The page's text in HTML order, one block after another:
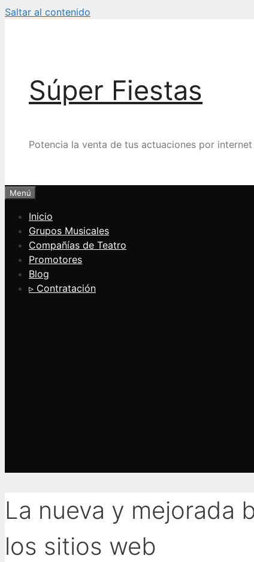
Saltar al contenido
Súper Fiestas
Potencia la venta de tus actuaciones por internet
Menú
Inicio
Grupos Musicales
Compañías de Teatro
Promotores
Blog
▹ Contratación
La nueva y mejorada
los sitios web